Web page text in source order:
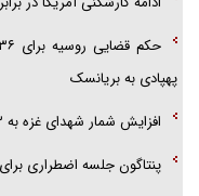
پهپادی به بریانسک
افزایش شمار شهدای غزه به ۷۳ هزار و ۳۸۲ نفر
پنتاگون جلسه اضطراری